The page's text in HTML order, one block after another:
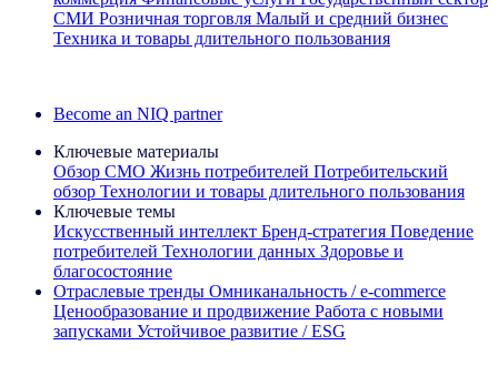
СМИ Розничная торговля Малый и средний бизнес
Техника и товары длительного пользования
Become an NIQ partner
Ключевые материалы
Обзор CMO Жизнь потребителей Потребительский
обзор Технологии и товары длительного пользования
Ключевые темы
Искусственный интеллект Бренд‑стратегия Поведение
потребителей Технологии данных Здоровье и
благосостояние
Отраслевые тренды Омниканальность / e‑commerce
Ценообразование и продвижение Работа с новыми
запусками Устойчивое развитие / ESG